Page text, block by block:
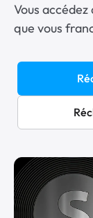
Vous
que vous